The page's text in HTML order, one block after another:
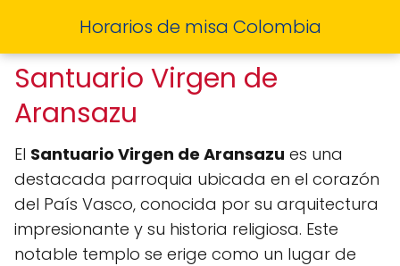
Horarios de misa Colombia
Santuario Virgen de
Aransazu
El Santuario Virgen de Aransazu es una
destacada parroquia ubicada en el corazón
del País Vasco, conocida por su arquitectura
impresionante y su historia religiosa. Este
notable templo se erige como un lugar de